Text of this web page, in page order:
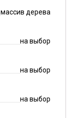
массив дерева
на выбор
на выбор
на выбор